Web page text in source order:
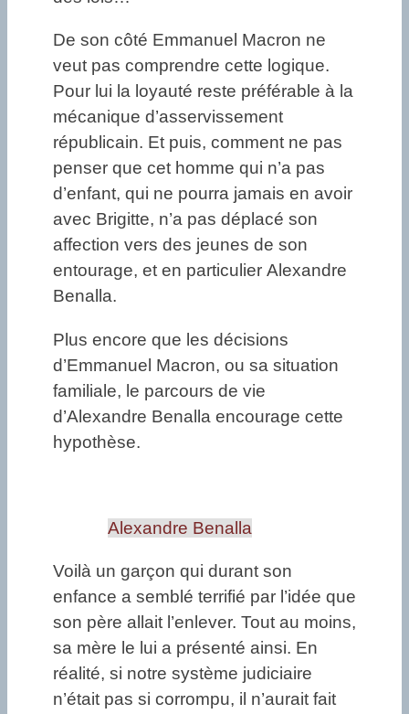
De son côté Emmanuel Macron ne
veut pas comprendre cette logique.
Pour lui la loyauté reste préférable à la
mécanique d’asservissement
républicain. Et puis, comment ne pas
penser que cet homme qui n’a pas
d’enfant, qui ne pourra jamais en avoir
avec Brigitte, n’a pas déplacé son
affection vers des jeunes de son
entourage, et en particulier Alexandre
Benalla.
Plus encore que les décisions
d’Emmanuel Macron, ou sa situation
familiale, le parcours de vie
d’Alexandre Benalla encourage cette
hypothèse.
Alexandre Benalla
Voilà un garçon qui durant son
enfance a semblé terrifié par l’idée que
son père allait l’enlever. Tout au moins,
sa mère le lui a présenté ainsi. En
réalité, si notre système judiciaire
n’était pas si corrompu, il n’aurait fait